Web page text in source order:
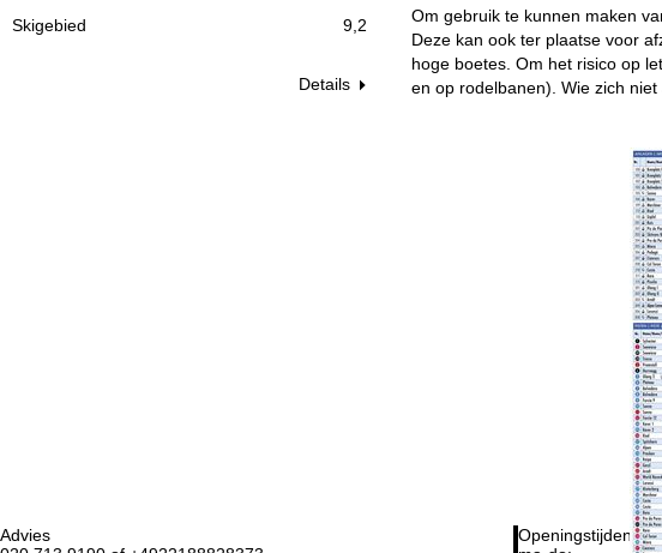
Advies
Openingstijden
Skigebied 9,2
Details
Om gebruik te kunnen maken
Deze kan ook ter plaatse voor
hoge boetes. Om het risico op
en op rodelbanen). Wie zich